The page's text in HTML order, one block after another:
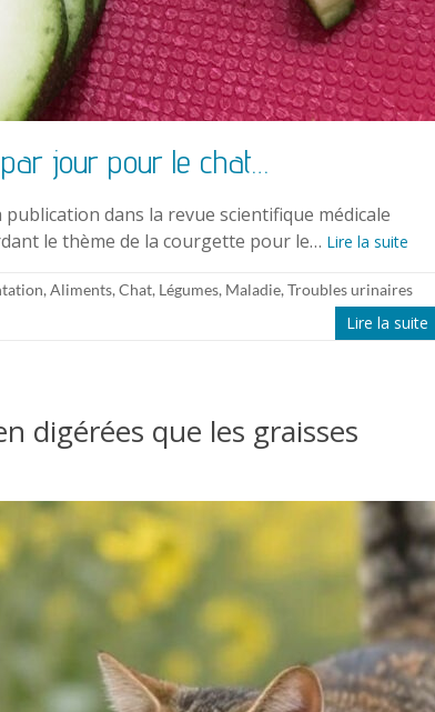
jour pour le chat…
dans la revue scientifique médicale
le thème de la courgette pour le… Lire la suite
, Aliments, Chat, Légumes, Maladie, Troubles urinaires
Lire la suite
digérées que les graisses